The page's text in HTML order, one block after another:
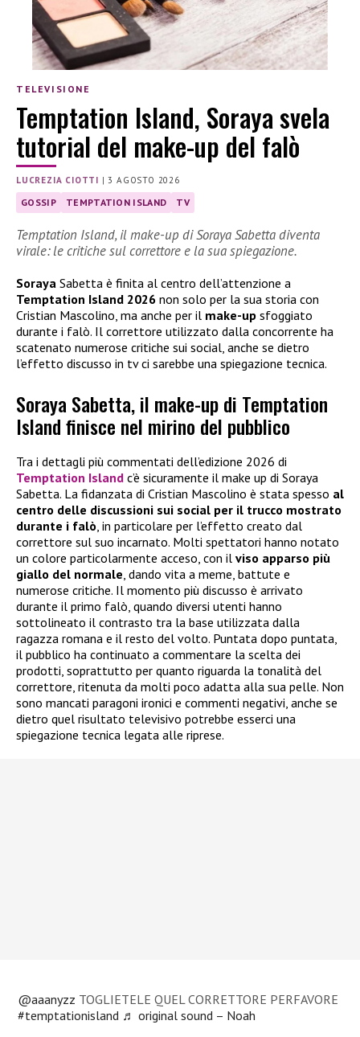
TELEVISIONE
Temptation Island, Soraya svela
tutorial del make-up del falò
LUCREZIA CIOTTI |3 AGOSTO 2026
GOSSIP TEMPTATION ISLAND TV
Temptation Island, il make-up di Soraya Sabetta diventa
virale: le critiche sul correttore e la sua spiegazione.
Soraya Sabetta è finita al centro dell’attenzione a
Temptation Island 2026 non solo per la sua storia con
Cristian Mascolino, ma anche per il make-up sfoggiato
durante i falò. Il correttore utilizzato dalla concorrente ha
scatenato numerose critiche sui social, anche se dietro
l’effetto discusso in tv ci sarebbe una spiegazione tecnica.
Soraya Sabetta, il make-up di Temptation
Island finisce nel mirino del pubblico
Tra i dettagli più commentati dell’edizione 2026 di
Temptation Island c’è sicuramente il make up di Soraya
Sabetta. La fidanzata di Cristian Mascolino è stata spesso al
centro delle discussioni sui social per il trucco mostrato
durante i falò , in particolare per l’effetto creato dal
correttore sul suo incarnato. Molti spettatori hanno notato
un colore particolarmente acceso, con il viso apparso più
giallo del normale , dando vita a meme, battute e
numerose critiche. Il momento più discusso è arrivato
durante il primo falò, quando diversi utenti hanno
sottolineato il contrasto tra la base utilizzata dalla
ragazza romana e il resto del volto. Puntata dopo puntata,
il pubblico ha continuato a commentare la scelta dei
prodotti, soprattutto per quanto riguarda la tonalità del
correttore, ritenuta da molti poco adatta alla sua pelle. Non
sono mancati paragoni ironici e commenti negativi, anche se
dietro quel risultato televisivo potrebbe esserci una
spiegazione tecnica legata alle riprese.
@aaanyzz TOGLIETELE QUEL CORRETTORE PERFAVORE
#temptationisland ♬ original sound – Noah